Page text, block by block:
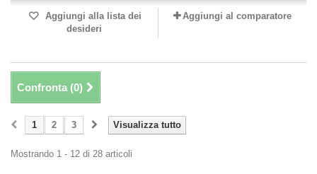
Aggiungi alla lista dei
desideri
Aggiungi al comparatore
Confronta (0)
Visualizza tutto
1 2 3
Mostrando 1 - 12 di 28 articoli